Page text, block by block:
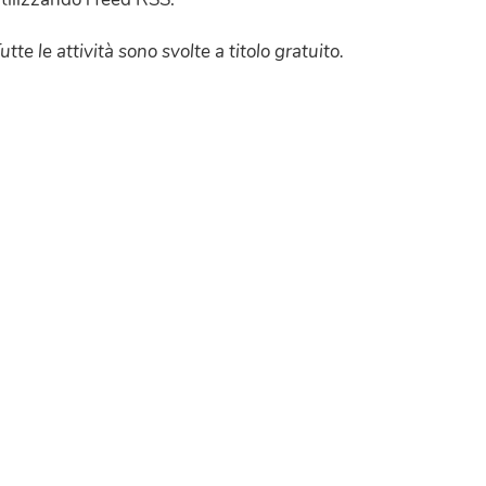
le attività sono svolte a titolo gratuito.